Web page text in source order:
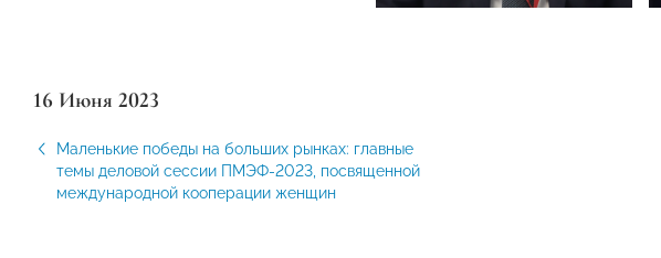
16 Июня 2023
Маленькие победы на больших рынках: главные
темы деловой сессии ПМЭФ-2023, посвященной
международной кооперации женщин